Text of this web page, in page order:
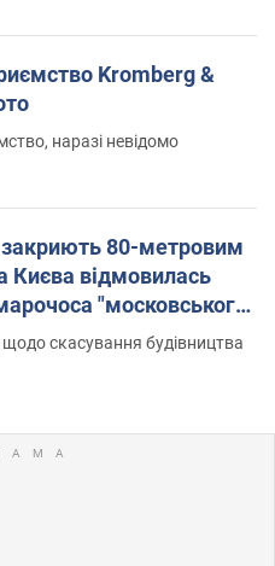
Kromberg &
наразі невідомо
80-метровим
відмовилась
"московського
скасування будівництва